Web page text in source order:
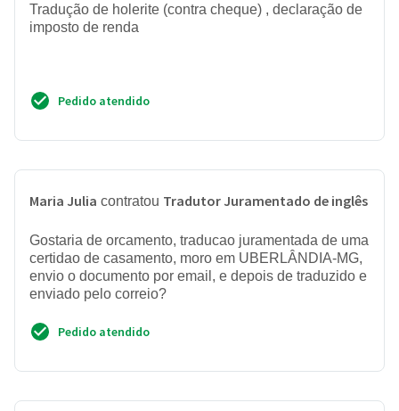
Tradução de holerite (contra cheque) , declaração de
imposto de renda
Pedido atendido
Maria Julia contratou Tradutor Juramentado de inglês
Gostaria de orcamento, traducao juramentada de uma
certidao de casamento, moro em UBERLÂNDIA-MG,
envio o documento por email, e depois de traduzido e
enviado pelo correio?
Pedido atendido